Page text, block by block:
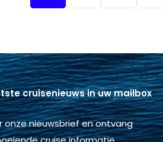
cruisenieuws in uw mailbox
onze nieuwsbrief en ontvang